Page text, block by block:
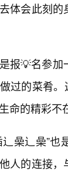
体会此刻
报💡名参
过的菜肴
命的精彩不
辶喿辶喿”
人的连接